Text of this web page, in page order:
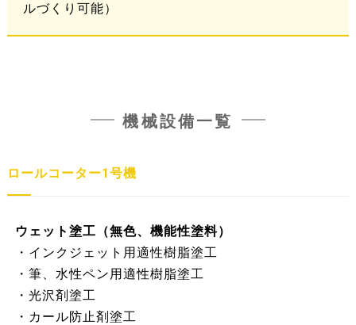
ルづくり可能）
機械設備一覧
ロールコーター1号機
ウェット塗工（無色、機能性塗料）
・インクジェット用適性樹脂塗工
・筆、水性ペン用適性樹脂塗工
・光沢剤塗工
・カール防止剤塗工